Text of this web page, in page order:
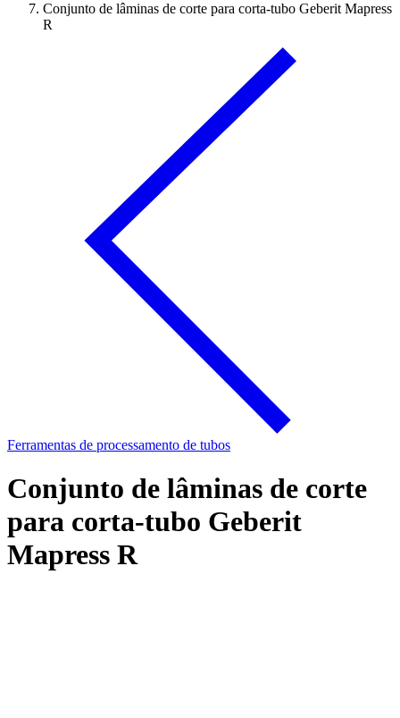
Conjunto de lâminas de corte para corta-tubo Geberit Mapress
R
Ferramentas de processamento de tubos
Conjunto de lâminas de corte
para corta-tubo Geberit
Mapress R